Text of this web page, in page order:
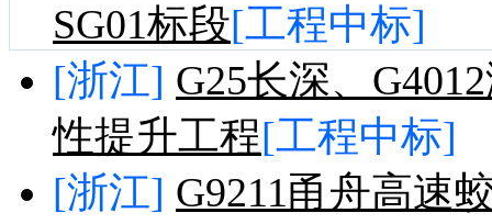
SG01标段[工程中标]
[浙江] G25长深、
性提升工程[工程中标]
[浙江] G9211甬舟高速